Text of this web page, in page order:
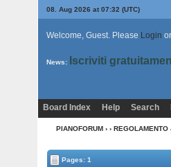
08. Aug 2026 at 07:32 (UTC)
Welcome, Guest. Please Login or
News: Iscriviti
Board Index Help Search
PIANOFORUM › › REGOLAMENTO
Pages: 1